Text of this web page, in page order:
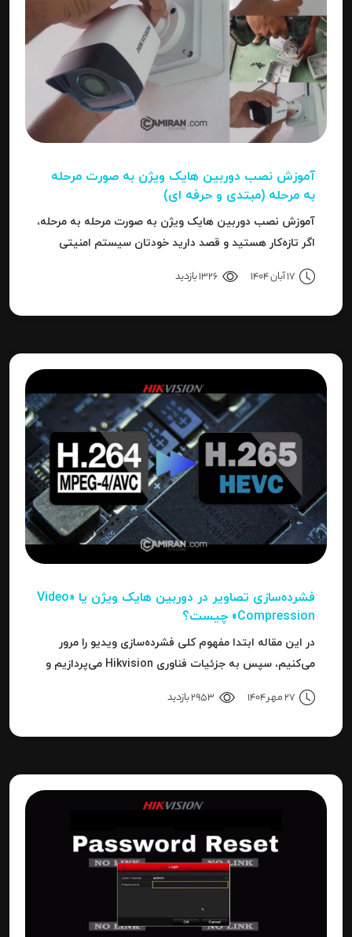
آموزش نصب دوربین هایک‌ ویژن به صورت مرحله‌
به‌ مرحله (مبتدی و حرفه ای)
آموزش نصب دوربین هایک‌ ویژن به صورت مرحله‌ به‌ مرحله،
اگر تازه‌کار هستید و قصد دارید خودتان سیستم امنیتی
دقیق‌تری را بدانید، این مقاله برای شما نوشته شده است.
17 آبان 1404 1326 بازدید
فشرده‌سازی تصاویر در دوربین‌ هایک ویژن یا «Video
Compression» چیست؟
در این مقاله ابتدا مفهوم کلی فشرده‌سازی ویدیو را مرور
می‌کنیم، سپس به جزئیات فناوری Hikvision می‌پردازیم و
نتیجه می‌رسیم.
27 مهر 1404 2953 بازدید